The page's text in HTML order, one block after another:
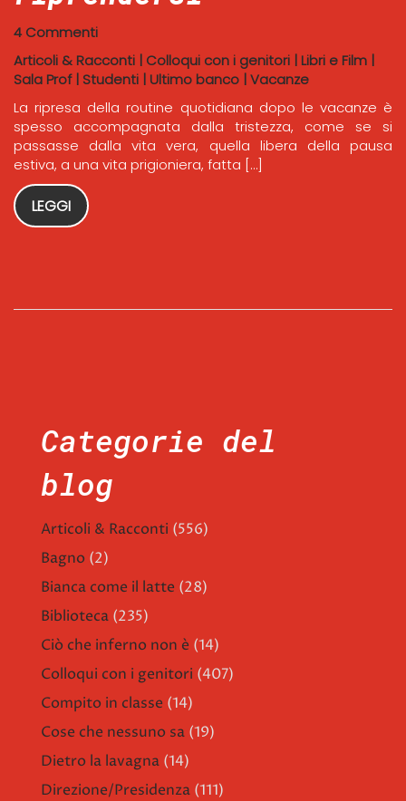
4 Commenti
Articoli & Racconti | Colloqui con i genitori | Libri e Film |
Sala Prof| Studenti | Ultimo banco |Vacanze
La ripresa della routine quotidiana dopo le vacanze è
spesso accompagnata dalla tristezza, come se si
passasse dalla vita vera, quella libera della pausa
estiva, a una vita prigioniera, fatta […]
LEGGI
Categorie del
blog
Articoli & Racconti (556)
Bagno (2)
Bianca come il latte (28)
Biblioteca (235)
Ciò che inferno non è (14)
Colloqui con i genitori (407)
Compito in classe (14)
Cose che nessuno sa (19)
Dietro la lavagna (14)
Direzione/Presidenza (111)